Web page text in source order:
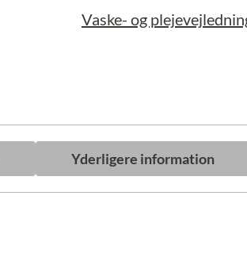
Vaske- og
Yderligere information